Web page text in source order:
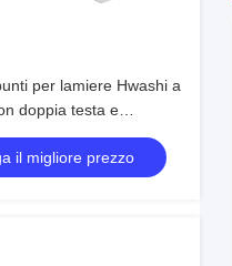
per lamiere Hwashi a
doppia testa e
inverter a media
il migliore prezzo